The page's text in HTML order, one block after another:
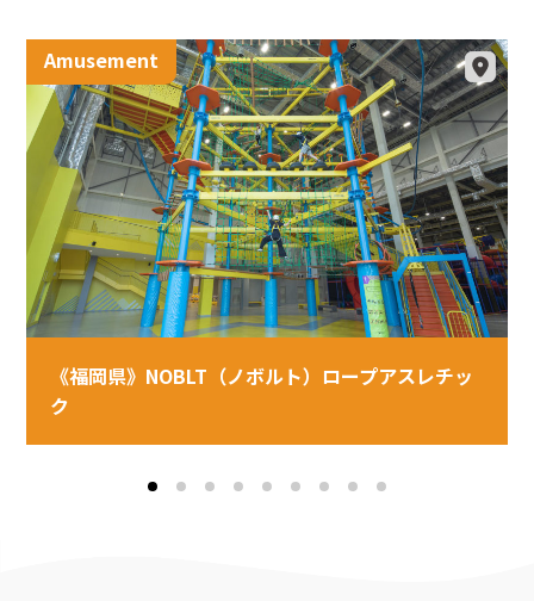
Amusement
《福岡県》NOBLT（ノボルト）ロープアスレチッ
ク